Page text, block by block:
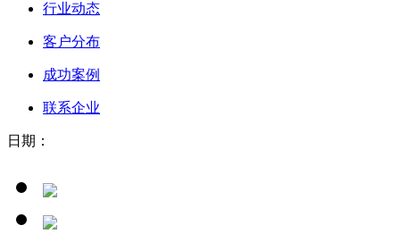
行业动态
客户分布
成功案例
联系企业
日期：